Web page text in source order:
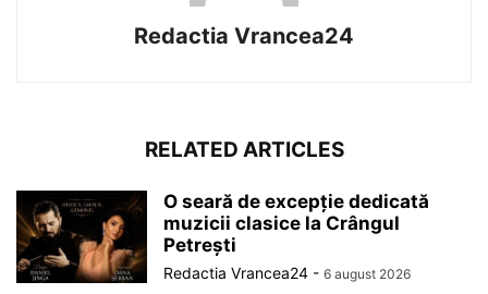
Redactia Vrancea24
RELATED ARTICLES
O seară de excepție dedicată
muzicii clasice la Crângul
Petrești
Redactia Vrancea24 - 6 august 2026